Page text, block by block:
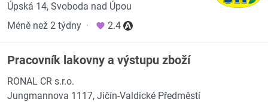
Úpská 14, Svoboda nad Úpou
Méně než 2 týdny · 2.4
Pracovník lakovny a výstupu zboží
RONAL CR s.r.o.
Jungmannova 1117, Jičín-Valdické Předměstí